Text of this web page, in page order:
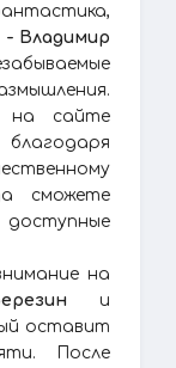
- Владимир
на сайте
сможете
на
и
оставит
После